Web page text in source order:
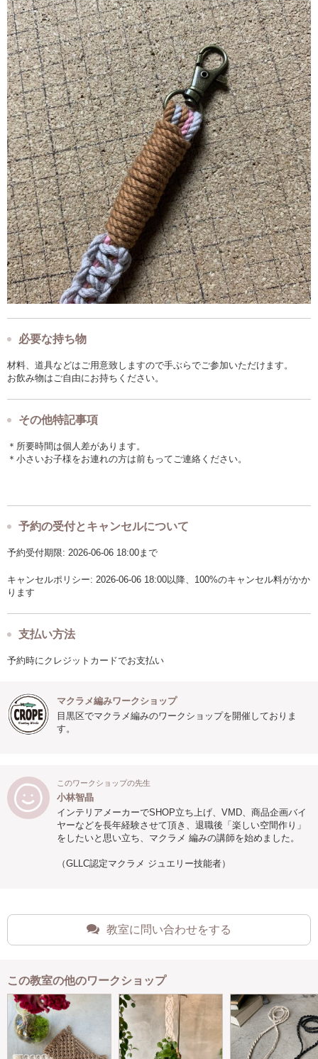
必要な持ち物
材料、道具などはご用意致しますので手ぶらでご参加いただけます。
お飲み物はご自由にお持ちください。
その他特記事項
＊所要時間は個人差があります。
＊小さいお子様をお連れの方は前もってご連絡ください。
予約の受付とキャンセルについて
予約受付期限: 2026-06-06 18:00まで
キャンセルポリシー: 2026-06-06 18:00以降、100%のキャンセル料がかか
ります
支払い方法
予約時にクレジットカードでお支払い
マクラメ編みワークショップ
目黒区でマクラメ編みのワークショップを開催しておりま
す。
このワークショップの先生
小林智晶
インテリアメーカーでSHOP立ち上げ、VMD、商品企画バイ
ヤーなどを長年経験させて頂き、退職後「楽しい空間作り」
をしたいと思い立ち、マクラメ 編みの講師を始めました。
（GLLC認定マクラメ ジュエリー技能者）
教室に問い合わせをする
この教室の他のワークショップ